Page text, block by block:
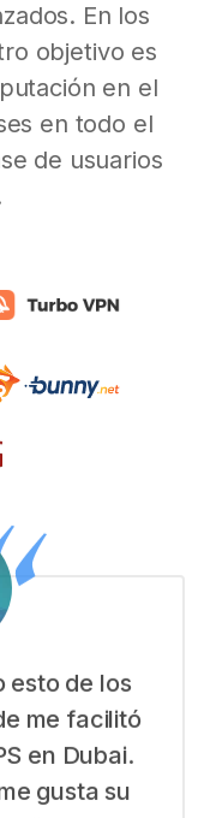
En los
objetivo es
en el
en todo el
de usuarios
esto de los
me facilitó
en Dubai.
gusta su